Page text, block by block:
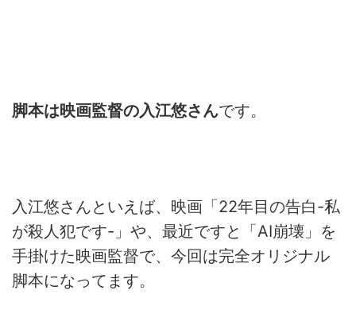
脚本は映画監督の入江悠さんです。
入江悠さんといえば、映画「22年目の告白-私
が殺人犯です-」 や、最近ですと「AI崩壊」を
手掛けた映画監督で、 今回は完全オリジナル
脚本になってます。